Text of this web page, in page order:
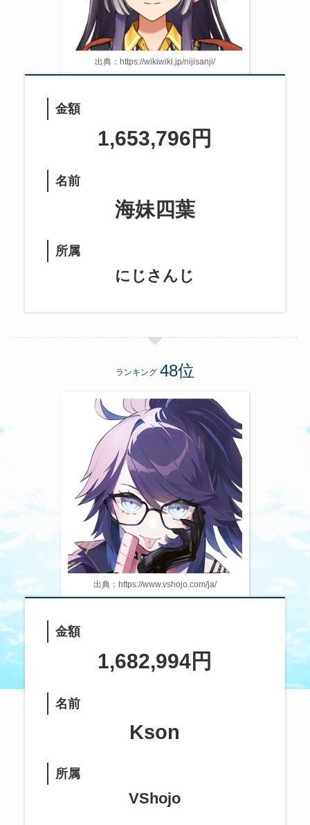
出典：https://wikiwiki.jp/nijisanji/
金額
1,653,796円
名前
海妹四葉
所属
にじさんじ
ランキング
出典：https://www.vshojo.com/ja/
金額
1,682,994円
名前
Kson
所属
VShojo